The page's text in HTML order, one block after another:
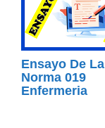
Ensayo De La
Norma 019
Enfermeria